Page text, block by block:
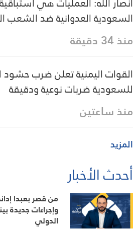
السعودية العدوانية ضد الشعب
منذ 34 دقيقة
القوات اليمنية تعلن ضرب حشود
للسعودية ضربات نوعية ودقيقة
منذ ساعتين
المزيد
أحدث الأخبار
من قصر بعبدا
وإجراءات جديدة
الدولي